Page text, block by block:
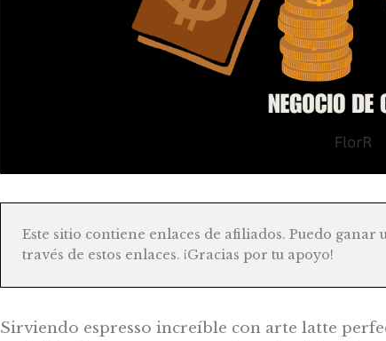
Este sitio contiene enlaces de afiliados. Puedo
través de estos enlaces. ¡Gracias por tu apoyo!
Sirviendo espresso increíble con arte latte